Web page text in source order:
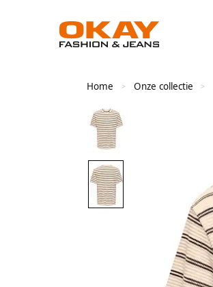
Home > Onze collectie >